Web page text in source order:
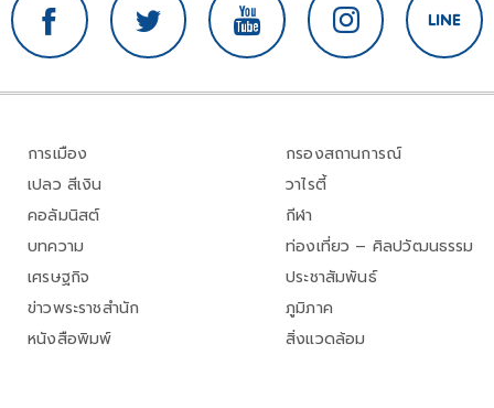
การเมือง
เปลว สีเงิน
คอลัมนิสต์
บทความ
เศรษฐกิจ
ข่าวพระราชสำนัก
หนังสือพิมพ์
กรองสถานการณ์
วาไรตี้
กีฬา
ท่องเที่ยว – ศิลปวัฒนธรรม
ประชาสัมพันธ์
ภูมิภาค
สิ่งแวดล้อม